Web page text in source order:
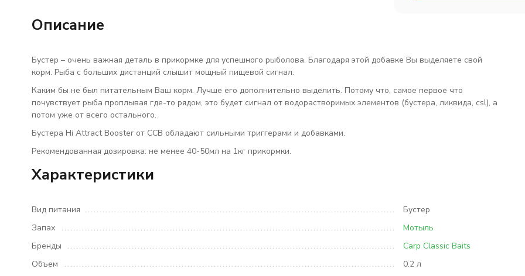
Описание
Бустер – очень важная деталь в прикормке для успешного рыболова. Благодаря этой добавке Вы выделяете свой
корм. Рыба с больших дистанций слышит мощный пищевой сигнал.
Каким бы не был питательным Ваш корм. Лучше его дополнительно выделить. Потому что, самое первое что
почувствует рыба проплывая где-то рядом, это будет сигнал от водорастворимых элементов (бустера, ликвида, csl), а
потом уже от всего остального.
Бустера Hi Attract Booster от CCB обладают сильными триггерами и добавками.
Рекомендованная дозировка: не менее 40-50мл на 1кг прикормки.
Характеристики
Вид питания
Бустер
Запах
Мотыль
Бренды
Carp Classic Baits
Объем
0.2 л